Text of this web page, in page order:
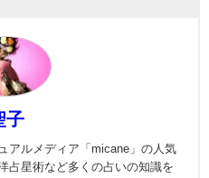
子
アルメディア「micane」の人気
占星術など多くの占いの知識を